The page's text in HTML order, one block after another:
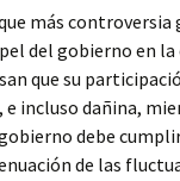
más controversia
del gobierno en
que su
incluso dañina,
debe
de las